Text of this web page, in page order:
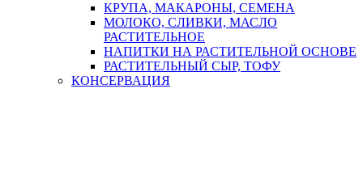
КРУПА, МАКАРОНЫ, СЕМЕНА
МОЛОКО, СЛИВКИ, МАСЛО
РАСТИТЕЛЬНОЕ
НАПИТКИ НА РАСТИТЕЛЬНОЙ ОСНОВЕ
РАСТИТЕЛЬНЫЙ СЫР, ТОФУ
КОНСЕРВАЦИЯ